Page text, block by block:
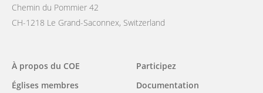
Chemin du Pommier 42
CH-1218 Le Grand-Saconnex, Switzerland
Main
navigation
À propos du COE
Églises membres
Participez
Documentation